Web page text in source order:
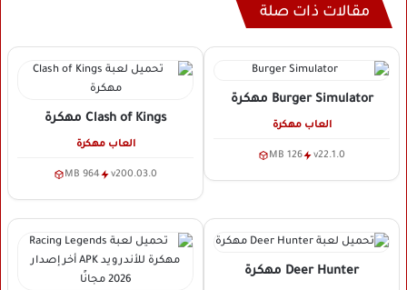
مقالات ذات صلة
Burger Simulator مهكرة
العاب مهكرة
v22.1.0
126 MB
Clash of Kings مهكرة
العاب مهكرة
v200.03.0
964 MB
Deer Hunter مهكرة